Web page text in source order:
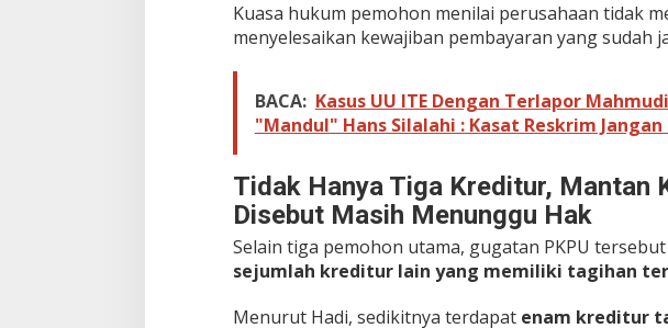
Kuasa hukum pemohon menilai perusahaan tidak
menyelesaikan kewajiban pembayaran yang sudah
BACA: Kasus UU ITE Dengan Terlapor
"Mandul" Hans Silalahi : Kasat Reskrim Jangan
Tidak Hanya Tiga Kreditur, Mantan
Disebut Masih Menunggu Hak
Selain tiga pemohon utama, gugatan PKPU
sejumlah kreditur lain yang memiliki tagihan
Menurut Hadi, sedikitnya terdapat enam kreditur